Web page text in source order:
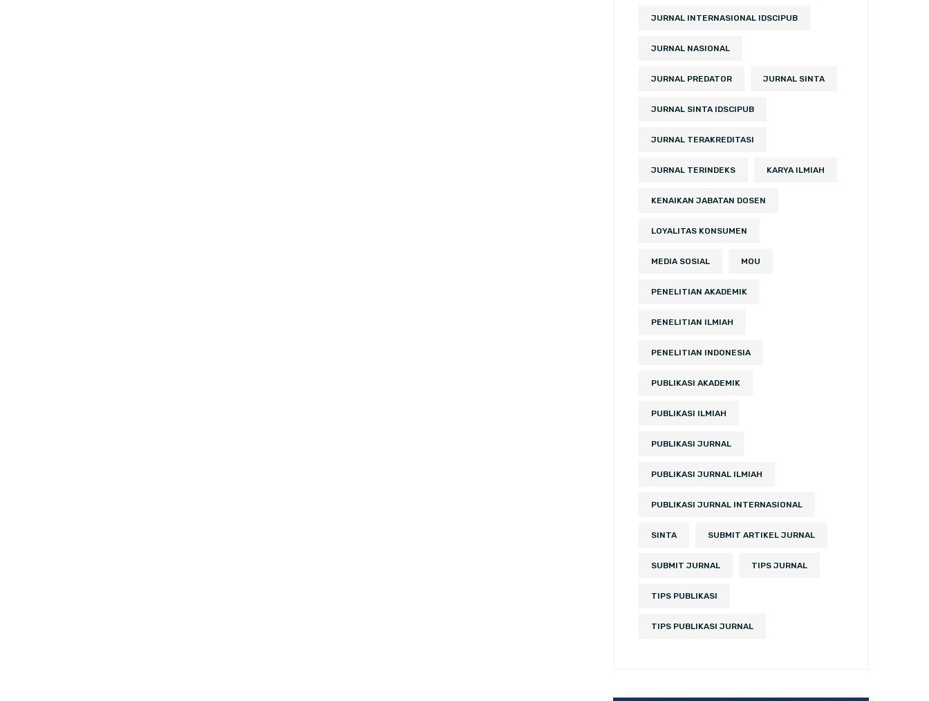
JURNAL INTERNASIONAL IDSCIPUB
JURNAL NASIONAL
JURNAL PREDATOR JURNAL SINTA
JURNAL SINTA IDSCIPUB
JURNAL TERAKREDITASI
JURNAL TERINDEKS KARYA ILMIAH
KENAIKAN JABATAN DOSEN
LOYALITAS KONSUMEN
MEDIA SOSIAL MOU
PENELITIAN AKADEMIK
PENELITIAN ILMIAH
PENELITIAN INDONESIA
PUBLIKASI AKADEMIK
PUBLIKASI ILMIAH
PUBLIKASI JURNAL
PUBLIKASI JURNAL ILMIAH
PUBLIKASI JURNAL INTERNASIONAL
SINTA SUBMIT ARTIKEL JURNAL
SUBMIT JURNAL TIPS JURNAL
TIPS PUBLIKASI
TIPS PUBLIKASI JURNAL